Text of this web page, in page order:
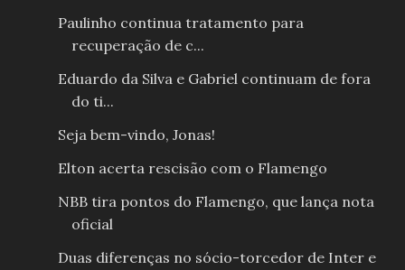
Paulinho continua tratamento para
recuperação de c...
Eduardo da Silva e Gabriel continuam de fora
do ti...
Seja bem-vindo, Jonas!
Elton acerta rescisão com o Flamengo
NBB tira pontos do Flamengo, que lança nota
oficial
Duas diferenças no sócio-torcedor de Inter e